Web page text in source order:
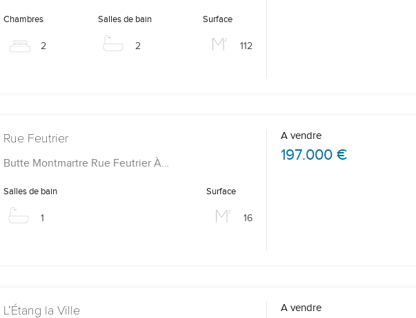
Chambres
2
Salles de bain
2
Surface
112
Rue Feutrier
Butte Montmartre Rue Feutrier À…
Salles de bain
1
Surface
16
A vendre
197.000 €
L’Étang la Ville A vendre